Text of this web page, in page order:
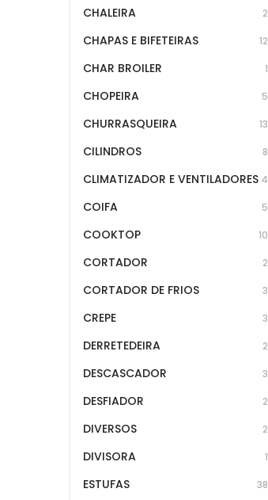
CHALEIRA 2
CHAPAS E BIFETEIRAS 12
CHAR BROILER 1
CHOPEIRA 5
CHURRASQUEIRA 13
CILINDROS 8
CLIMATIZADOR E VENTILADORES 4
COIFA 5
COOKTOP 10
CORTADOR 2
CORTADOR DE FRIOS 3
CREPE 3
DERRETEDEIRA 2
DESCASCADOR 3
DESFIADOR 2
DIVERSOS 2
DIVISORA 1
ESTUFAS 38